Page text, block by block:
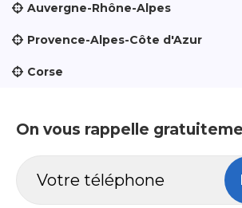
Auvergne-Rhône-Alpes
Provence-Alpes-Côte d'Azur
Corse
On vous rappelle